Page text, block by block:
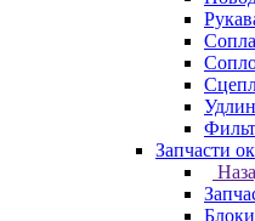
Сопла
Запчасти